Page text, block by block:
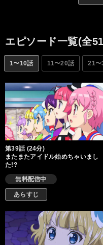
リパラ最大級イベント「プ
アター」で最高のライブを見
アイドルテーマパーク「プ
幕！ ※◇はハートマークとな
エピソード一覧(全51
1〜10話 11〜20話 21〜
第39話 (24分)
またまたアイドル始めちゃいまし
た!?
無料配信中
あらすじ